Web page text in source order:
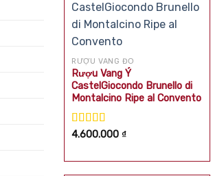
RƯỢU VANG ĐỎ
Rượu Vang Ý
CastelGiocondo Brunello di
Montalcino Ripe al Convento
Được xếp
4.600.000₫